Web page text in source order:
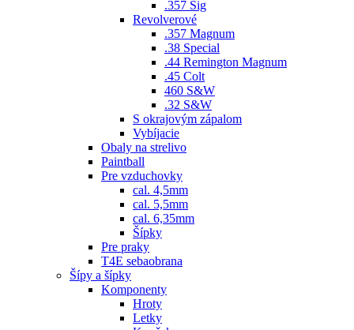
.357 Sig
Revolverové
.357 Magnum
.38 Special
.44 Remington Magnum
.45 Colt
460 S&W
.32 S&W
S okrajovým zápalom
Vybíjacie
Obaly na strelivo
Paintball
Pre vzduchovky
cal. 4,5mm
cal. 5,5mm
cal. 6,35mm
Šípky
Pre praky
T4E sebaobrana
Šípy a šípky
Komponenty
Hroty
Letky